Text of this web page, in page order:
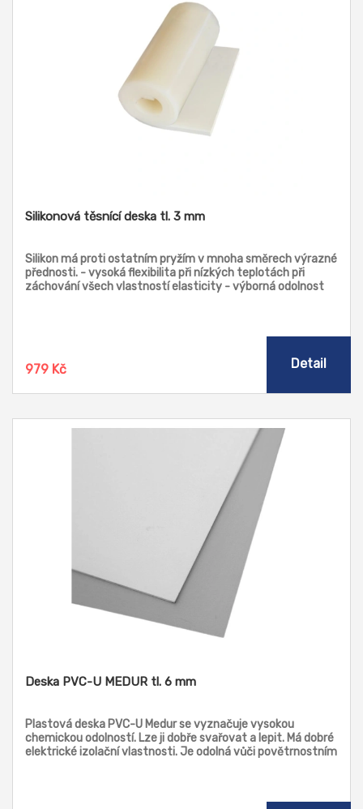
Silikonová těsnící deska tl. 3 mm
Silikon má proti ostatním pryžím v mnoha směrech výrazné
přednosti. - vysoká flexibilita při nízkých teplotách při
záchování všech vlastností elasticity - výborná odolnost
potravinářské aplikace - bakteriologicky nerozložitelný
979 Kč Detail
Deska PVC-U MEDUR tl. 6 mm
Plastová deska PVC-U Medur se vyznačuje vysokou
chemickou odolností. Lze ji dobře svařovat a lepit. Má dobré
elektrické izolační vlastnosti. Je odolná vůči povětrnostním